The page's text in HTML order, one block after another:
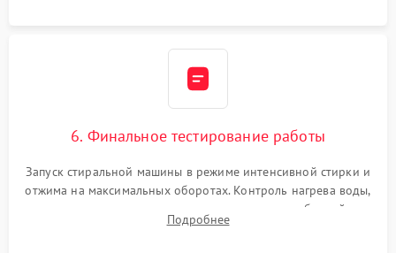
6. Финальное тестирование работы
Запуск стиральной машины в режиме интенсивной стирки и
отжима на максимальных оборотах. Контроль нагрева воды,
корректности слива, отсутствия излишних вибраций,
посторонних стуков и протечек под корпусом.
Подробнее